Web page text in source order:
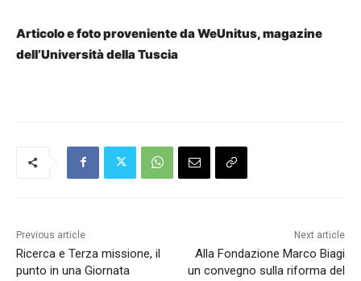
Articolo e foto proveniente da WeUnitus, magazine
dell’Università della Tuscia
Previous article
Ricerca e Terza missione, il
punto in una Giornata
Next article
Alla Fondazione Marco Biagi
un convegno sulla riforma del